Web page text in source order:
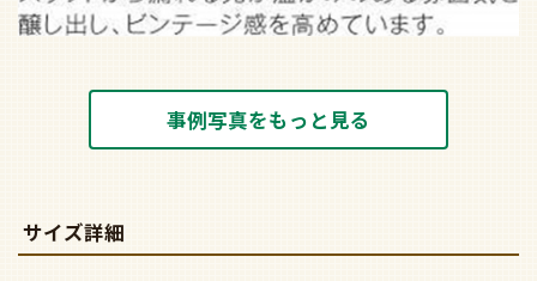
事例写真をもっと見る
サイズ詳細